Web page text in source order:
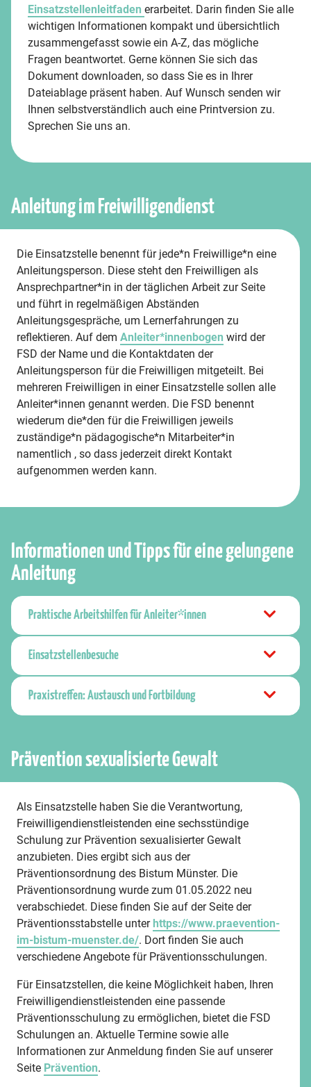
Einsatzstellenleitfaden erarbeitet. Darin finden Sie alle
wichtigen Informationen kompakt und übersichtlich
zusammengefasst sowie ein A-Z, das mögliche
Fragen beantwortet. Gerne können Sie sich das
Dokument downloaden, so dass Sie es in Ihrer
Dateiablage präsent haben. Auf Wunsch senden wir
Ihnen selbstverständlich auch eine Printversion zu.
Sprechen Sie uns an.
Anleitung im Freiwilligendienst
Die Einsatzstelle benennt für jede*n Freiwillige*n eine
Anleitungsperson. Diese steht den Freiwilligen als
Ansprechpartner*in in der täglichen Arbeit zur Seite
und führt in regelmäßigen Abständen
Anleitungsgespräche, um Lernerfahrungen zu
reflektieren. Auf dem Anleiter*innenbogen wird der
FSD der Name und die Kontaktdaten der
Anleitungsperson für die Freiwilligen mitgeteilt. Bei
mehreren Freiwilligen in einer Einsatzstelle sollen alle
Anleiter*innen genannt werden. Die FSD benennt
wiederum die*den für die Freiwilligen jeweils
zuständige*n pädagogische*n Mitarbeiter*in
namentlich , so dass jederzeit direkt Kontakt
aufgenommen werden kann.
Informationen und Tipps für eine gelungene
Anleitung
Praktische Arbeitshilfen für Anleiter*innen
Einsatzstellenbesuche
Praxistreffen: Austausch und Fortbildung
Prävention sexualisierte Gewalt
Als Einsatzstelle haben Sie die Verantwortung,
Freiwilligendienstleistenden eine sechsstündige
Schulung zur Prävention sexualisierter Gewalt
anzubieten. Dies ergibt sich aus der
Präventionsordnung des Bistum Münster. Die
Präventionsordnung wurde zum 01.05.2022 neu
verabschiedet. Diese finden Sie auf der Seite der
Präventionsstabstelle unterhttps://www.praevention-
im-bistum-muenster.de/. Dort finden Sie auch
verschiedene Angebote für Präventionsschulungen.
Für Einsatzstellen, die keine Möglichkeit haben, Ihren
Freiwilligendienstleistenden eine passende
Präventionsschulung zu ermöglichen, bietet die FSD
Schulungen an. Aktuelle Termine sowie alle
Informationen zur Anmeldung finden Sie auf unserer
Seite Prävention.